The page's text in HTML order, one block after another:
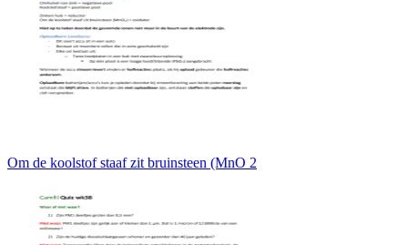
Om de koolstof staaf zit bruinsteen (MnO 2